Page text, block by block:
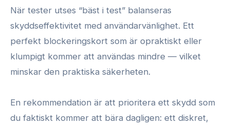
När tester utses “bäst i test” balanseras
skyddseffektivitet med användarvänlighet. Ett
perfekt blockeringskort som är opraktiskt eller
klumpigt kommer att användas mindre — vilket
minskar den praktiska säkerheten.
En rekommendation är att prioritera ett skydd som
du faktiskt kommer att bära dagligen: ett diskret,